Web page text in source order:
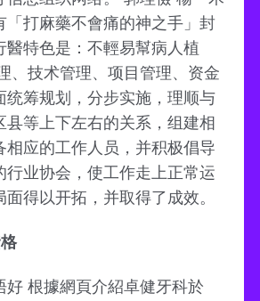
「打麻藥不會痛的神之手」封
醫特色是：不輕易幫病人植
、技术管理、项目管理、资金
统筹规划，分步实施，理顺与
县等上下左右的关系，组建相
相应的工作人员，并积极倡导
行业协会，使工作走上正常运
得以开拓，并取得了成效。
好 根據網頁介紹卓健牙科於